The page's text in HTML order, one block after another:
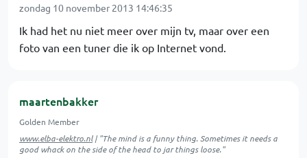
zondag 10 november 2013 14:46:35
Ik had het nu niet meer over mijn tv, maar over een
foto van een tuner die ik op Internet vond.
maartenbakker
Golden Member
www.elba-elektro.nl| "The mind is a funny thing. Sometimes it needs a
good whack on the side of the head to jar things loose."